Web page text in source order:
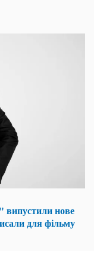
випустили нове
для фільму